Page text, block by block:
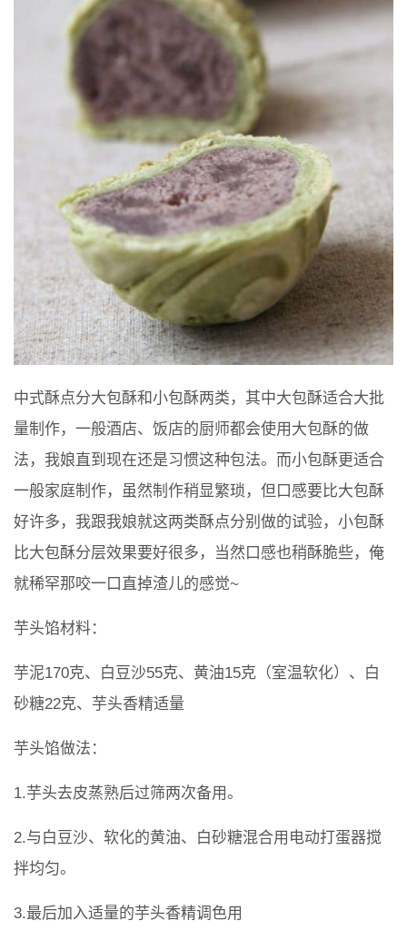
中式酥点分大包酥和小包酥两类，其中大包酥适合大批
量制作，一般酒店、饭店的厨师都会使用大包酥的做
法，我娘直到现在还是习惯这种包法。而小包酥更适合
一般家庭制作，虽然制作稍显繁琐，但口感要比大包酥
好许多，我跟我娘就这两类酥点分别做的试验，小包酥
比大包酥分层效果要好很多，当然口感也稍酥脆些，俺
就稀罕那咬一口直掉渣儿的感觉~
芋头馅材料：
芋泥170克、白豆沙55克、黄油15克（室温软化）、白
砂糖22克、芋头香精适量
芋头馅做法：
1.芋头去皮蒸熟后过筛两次备用。
2.与白豆沙、软化的黄油、白砂糖混合用电动打蛋器搅
拌均匀。
3.最后加入适量的芋头香精调色用